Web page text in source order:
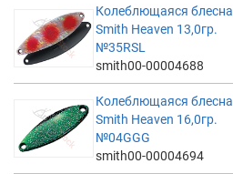
Колеблющаяся блесна
Smith Heaven 13,0гр.
№35RSL
smith00-00004688
Колеблющаяся блесна
Smith Heaven 16,0гр.
№04GGG
smith00-00004694